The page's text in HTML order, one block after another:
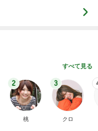
すべて見る
2
桃
3
クロ